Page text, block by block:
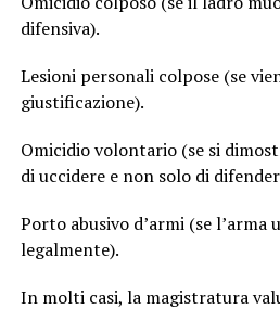
difensiva).
Lesioni personali colpose (se
giustificazione).
Omicidio volontario (se si
di uccidere e non solo di
Porto abusivo d’armi (se l’arma
legalmente).
In molti casi, la magistratura